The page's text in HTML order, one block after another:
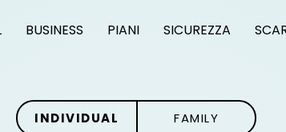
BUSINESS PIANI SICUREZZA
INDIVIDUAL FAMILY